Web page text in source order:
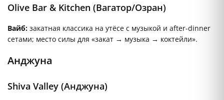
Olive Bar & Kitchen (Вагатор/Озран)
Вайб: закатная классика на утёсе с музыкой и after-dinner
сетами; место силы для «закат → музыка → коктейли».
Анджуна
Shiva Valley (Анджуна)